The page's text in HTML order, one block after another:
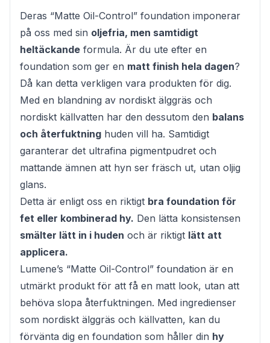
Deras “Matte Oil-Control” foundation imponerar
på oss med sin oljefria, men samtidigt
heltäckande formula. Är du ute efter en
foundation som ger en matt finish hela dagen?
Då kan detta verkligen vara produkten för dig.
Med en blandning av nordiskt älggräs och
nordiskt källvatten har den dessutom den balans
och återfuktning huden vill ha. Samtidigt
garanterar det ultrafina pigmentpudret och
mattande ämnen att hyn ser fräsch ut, utan oljig
glans.
Detta är enligt oss en riktigt bra foundation för
fet eller kombinerad hy. Den lätta konsistensen
smälter lätt in i huden och är riktigt lätt att
applicera.
Lumene’s “Matte Oil-Control” foundation är en
utmärkt produkt för att få en matt look, utan att
behöva slopa återfuktningen. Med ingredienser
som nordiskt älggräs och källvatten, kan du
förvänta dig en foundation som håller din hy